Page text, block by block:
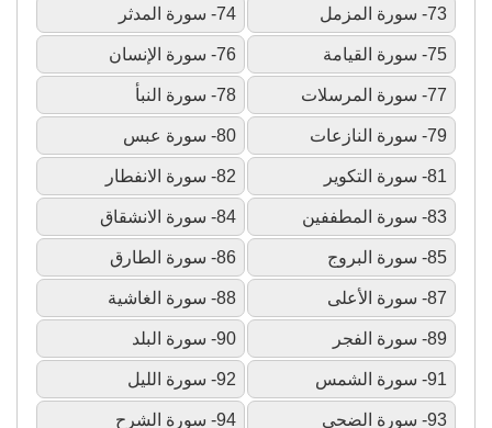
73- سورة المزمل 74- سورة المدثر
75- سورة القيامة 76- سورة الإنسان
77- سورة المرسلات 78- سورة النبأ
79- سورة النازعات 80- سورة عبس
81- سورة التكوير 82- سورة الانفطار
83- سورة المطففين 84- سورة الانشقاق
85- سورة البروج 86- سورة الطارق
87- سورة الأعلى 88- سورة الغاشية
89- سورة الفجر 90- سورة البلد
91- سورة الشمس 92- سورة الليل
93- سورة الضحى 94- سورة الشرح